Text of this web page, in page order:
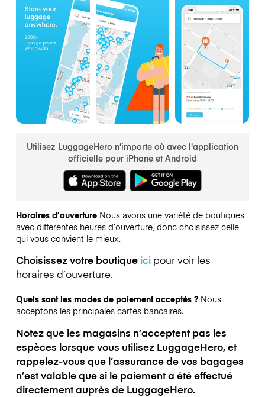
Utilisez LuggageHero n'importe où avec l'application
officielle pour iPhone et Android
Horaires d’ouverture Nous avons une variété de boutiques
avec différentes heures d’ouverture, donc choisissez celle
qui vous convient le mieux.
Choisissez votre boutique icipour voir les
horaires d’ouverture.
Quels sont les modes de paiement acceptés ? Nous
acceptons les principales cartes bancaires.
Notez que les magasins n’acceptent pas les
espèces lorsque vous utilisez LuggageHero, et
rappelez-vous que l’assurance de vos bagages
n’est valable que si le paiement a été effectué
directement auprès de LuggageHero.